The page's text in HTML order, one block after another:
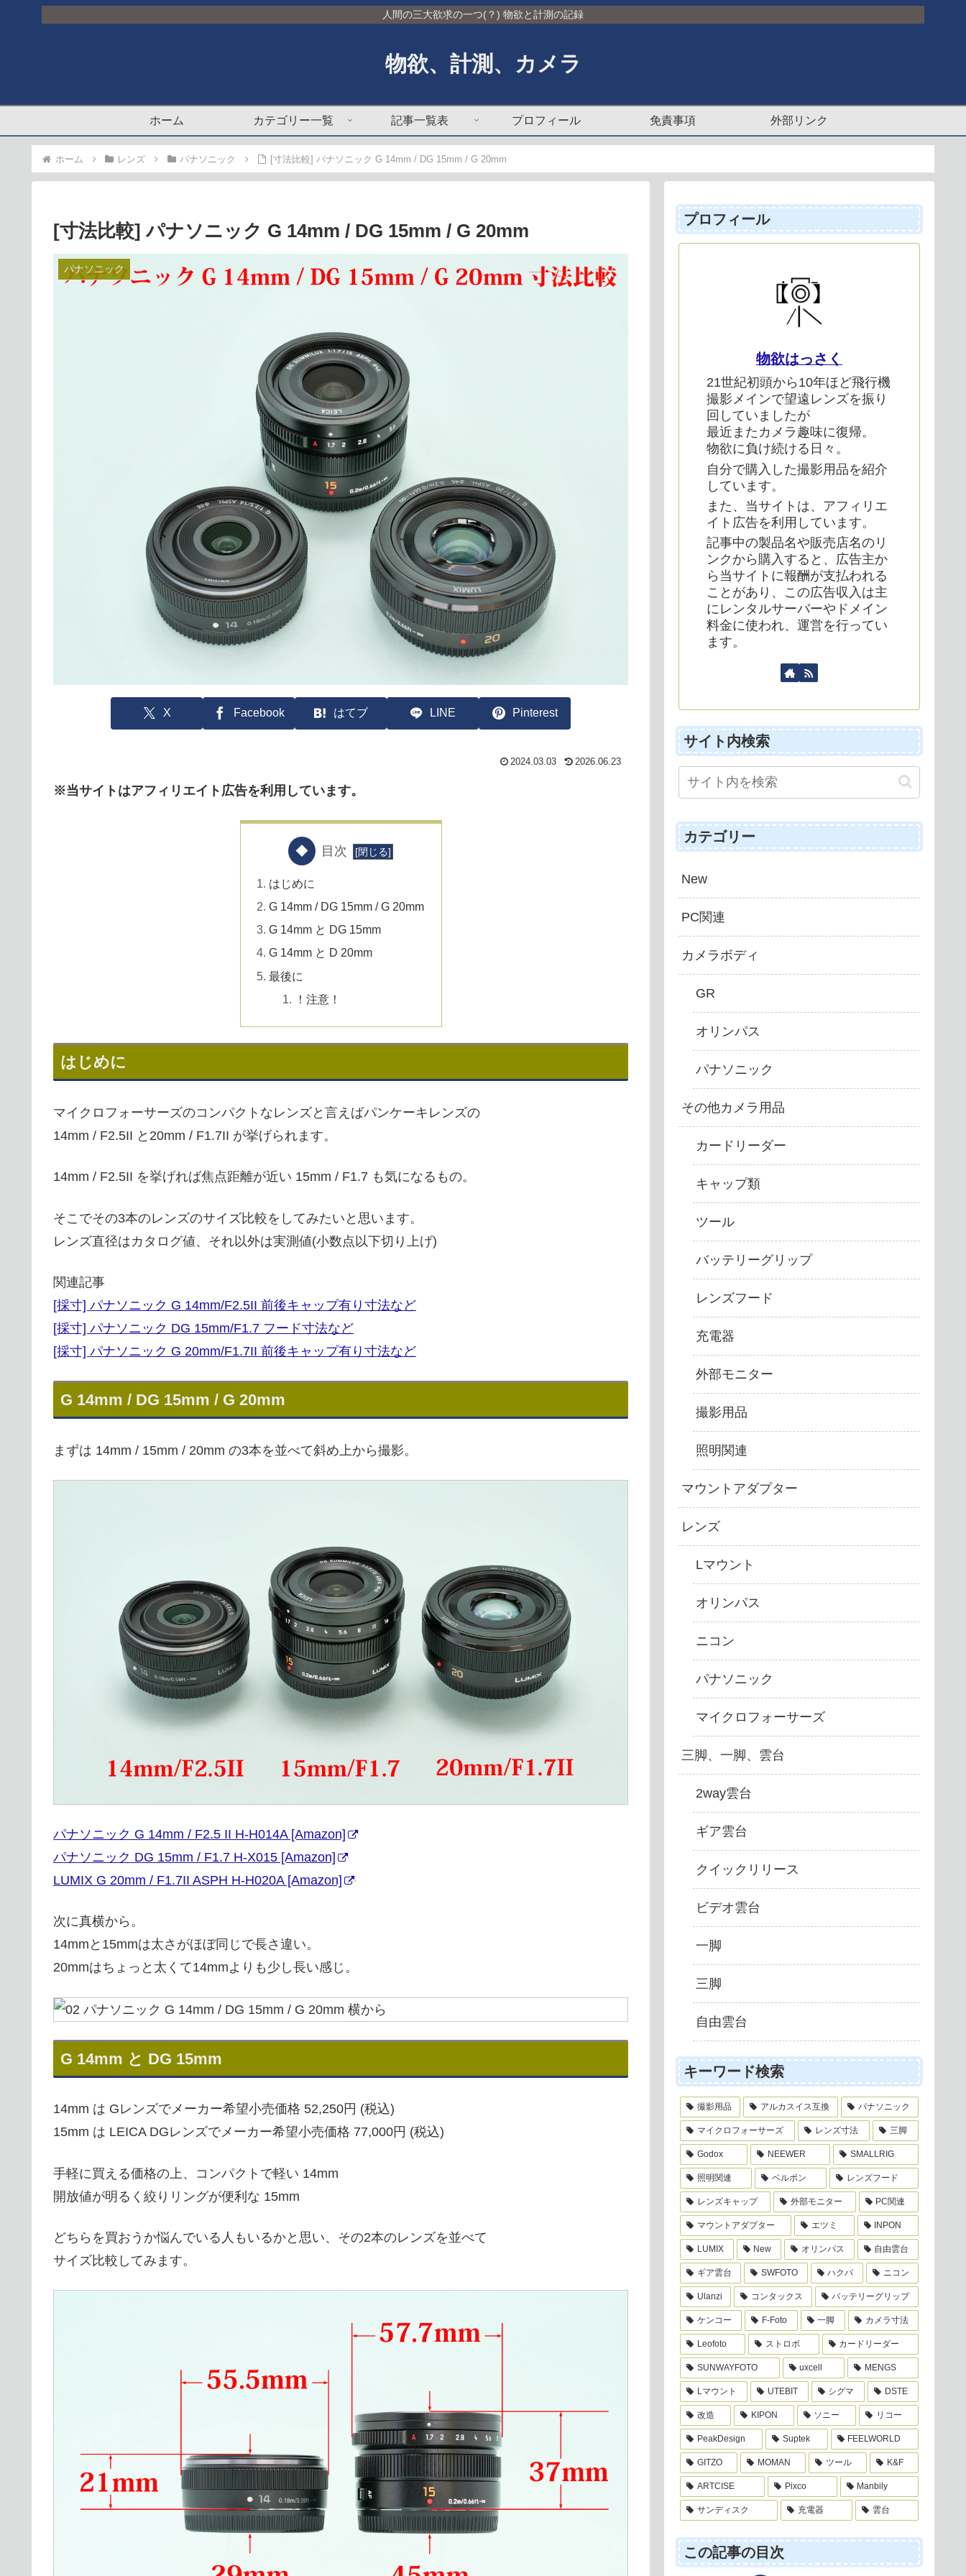
人間の三大欲求の一つ(？) 物欲と計測の記録
物欲、計測、カメラ
ホーム カテゴリー一覧 記事一覧表 プロフィール 免責事項 外部リンク
ホーム レンズ パナソニック [寸法比較] パナソニック G 14mm / DG 15mm / G 20mm
[寸法比較] パナソニック G 14mm / DG 15mm / G 20mm
パナソニック
X Facebook はてブ LINE Pinterest
2024.03.03 2026.06.23
※当サイトはアフィリエイト広告を利用しています。
目次
はじめに
G 14mm / DG 15mm / G 20mm
G 14mm と DG 15mm
G 14mm と D 20mm
最後に
！注意！
はじめに
マイクロフォーサーズのコンパクトなレンズと言えばパンケーキレンズの
14mm / F2.5II と20mm / F1.7II が挙げられます。
14mm / F2.5II を挙げれば焦点距離が近い 15mm / F1.7 も気になるもの。
そこでその3本のレンズのサイズ比較をしてみたいと思います。
レンズ直径はカタログ値、それ以外は実測値(小数点以下切り上げ)
関連記事
[採寸] パナソニック G 14mm/F2.5II 前後キャップ有り寸法など
[採寸] パナソニック DG 15mm/F1.7 フード寸法など
[採寸] パナソニック G 20mm/F1.7II 前後キャップ有り寸法など
G 14mm / DG 15mm / G 20mm
まずは 14mm / 15mm / 20mm の3本を並べて斜め上から撮影。
パナソニック G 14mm / F2.5 II H-H014A [Amazon]
パナソニック DG 15mm / F1.7 H-X015 [Amazon]
LUMIX G 20mm / F1.7II ASPH H-H020A [Amazon]
次に真横から。
14mmと15mmは太さがほぼ同じで長さ違い。
20mmはちょっと太くて14mmよりも少し長い感じ。
G 14mm と DG 15mm
14mm は Gレンズでメーカー希望小売価格 52,250円 (税込)
15mm は LEICA DGレンズでメーカー希望小売価格 77,000円 (税込)
手軽に買える価格の上、コンパクトで軽い 14mm
開放値が明るく絞りリングが便利な 15mm
どちらを買おうか悩んでいる人もいるかと思い、その2本のレンズを並べて
サイズ比較してみます。
プロフィール
物欲はっさく
21世紀初頭から10年ほど飛行機
撮影メインで望遠レンズを振り
回していましたが
最近またカメラ趣味に復帰。
物欲に負け続ける日々。
自分で購入した撮影用品を紹介
しています。
また、当サイトは、アフィリエ
イト広告を利用しています。
記事中の製品名や販売店名のリ
ンクから購入すると、広告主か
ら当サイトに報酬が支払われる
ことがあり、この広告収入は主
にレンタルサーバーやドメイン
料金に使われ、運営を行ってい
ます。
サイト内検索
カテゴリー
New
PC関連
カメラボディ
GR
オリンパス
パナソニック
その他カメラ用品
カードリーダー
キャップ類
ツール
バッテリーグリップ
レンズフード
充電器
外部モニター
撮影用品
照明関連
マウントアダプター
レンズ
Lマウント
オリンパス
ニコン
パナソニック
マイクロフォーサーズ
三脚、一脚、雲台
2way雲台
ギア雲台
クイックリリース
ビデオ雲台
一脚
三脚
自由雲台
キーワード検索
撮影用品 アルカスイス互換 パナソニック
マイクロフォーサーズ レンズ寸法 三脚
Godox NEEWER SMALLRIG
照明関連 ベルボン レンズフード
レンズキャップ 外部モニター PC関連
マウントアダプター エツミ INPON
LUMIX New オリンパス 自由雲台
ギア雲台 SWFOTO ハクバ ニコン
Ulanzi コンタックス バッテリーグリップ
ケンコー F-Foto 一脚 カメラ寸法
Leofoto ストロボ カードリーダー
SUNWAYFOTO uxcell MENGS
Lマウント UTEBIT シグマ DSTE
改造 KIPON ソニー リコー
PeakDesign Suptek FEELWORLD
GITZO MOMAN ツール K&F
ARTCISE Pixco Manbily
サンディスク 充電器 雲台
この記事の目次